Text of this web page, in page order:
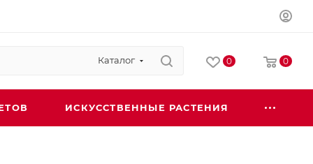
Каталог 0 0
ИСКУССТВЕННЫЕ РАСТЕНИЯ